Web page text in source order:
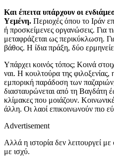
Και έπειτα υπάρχουν οι
Υεμένη. Περιοχές όπου το Ιράν
ή προσκείμενες οργανώσεις. Για
μεταφράζεται ως περικύκλωση.
βάθος. Η ίδια πράξη, δύο
Υπάρχει κοινός τόπος; Κοινά
ναι. Η κουλτούρα της φιλοξενίας,
εμπορική παράδοση των
διασταυρώνεται από τη Βαγδάτη
κλίμακες που μοιάζουν.
άλλη. Οι λαοί επικοινωνούν πιο
Advertisement
Αλλά η ιστορία δεν λειτουργεί με
με ισχύ.